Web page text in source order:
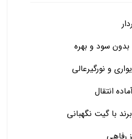
سود و بهره
انتقال
با گیت نگهبانی
رفاهی